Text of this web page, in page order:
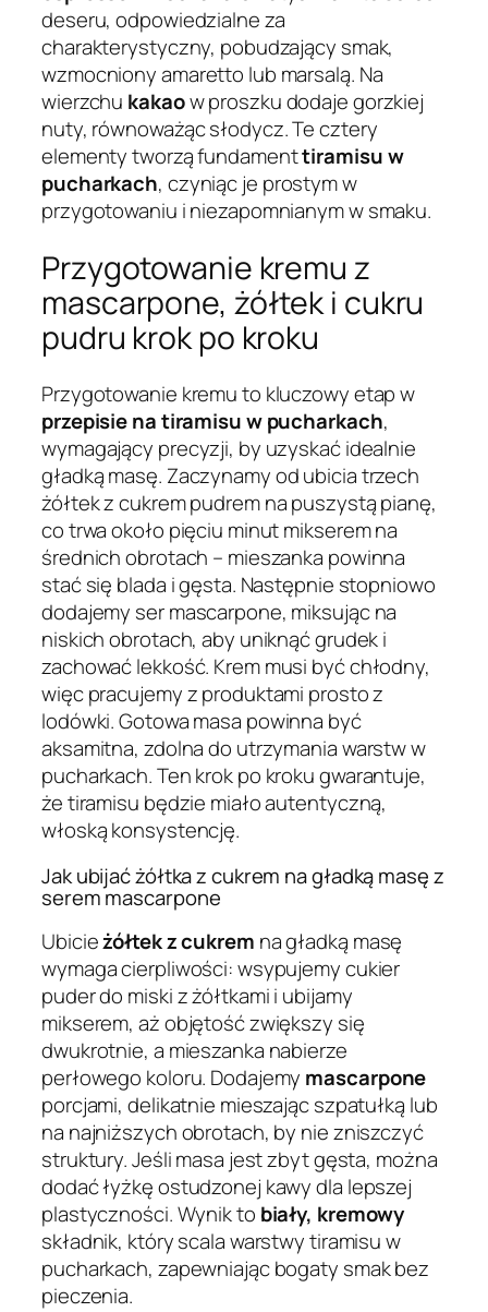
deseru, odpowiedzialne za
charakterystyczny, pobudzający smak,
wzmocniony amaretto lub marsalą. Na
wierzchu kakaow proszku dodaje gorzkiej
nuty, równoważąc słodycz. Te cztery
elementy tworzą fundamenttiramisu w
pucharkach, czyniąc je prostym w
przygotowaniu i niezapomnianym w smaku.
Przygotowanie kremu z
mascarpone, żółtek i cukru
pudru krok po kroku
Przygotowanie kremu to kluczowy etap w
przepisie na tiramisu w pucharkach,
wymagający precyzji, by uzyskać idealnie
gładką masę. Zaczynamy od ubicia trzech
żółtek z cukrem pudrem na puszystą pianę,
co trwa około pięciu minut mikserem na
średnich obrotach – mieszanka powinna
stać się blada i gęsta. Następnie stopniowo
dodajemy ser mascarpone, miksując na
niskich obrotach, aby uniknąć grudek i
zachować lekkość. Krem musi być chłodny,
więc pracujemy z produktami prosto z
lodówki. Gotowa masa powinna być
aksamitna, zdolna do utrzymania warstw w
pucharkach. Ten krok po kroku gwarantuje,
że tiramisu będzie miało autentyczną,
włoską konsystencję.
Jak ubijać żółtka z cukrem na gładką masę z
serem mascarpone
Ubicieżółtek z cukrem na gładką masę
wymaga cierpliwości: wsypujemy cukier
puder do miski z żółtkami i ubijamy
mikserem, aż objętość zwiększy się
dwukrotnie, a mieszanka nabierze
perłowego koloru. Dodajemy mascarpone
porcjami, delikatnie mieszając szpatułką lub
na najniższych obrotach, by nie zniszczyć
struktury. Jeśli masa jest zbyt gęsta, można
dodać łyżkę ostudzonej kawy dla lepszej
plastyczności. Wynik to biały, kremowy
składnik, który scala warstwy tiramisu w
pucharkach, zapewniając bogaty smak bez
pieczenia.